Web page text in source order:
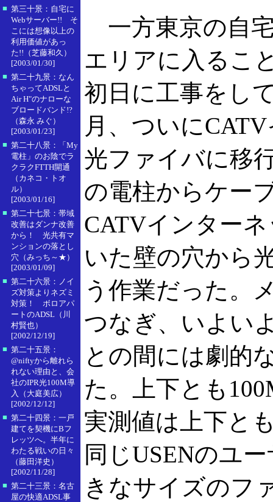
■ 第三十景：自宅に
Webサーバー!! そ
こには想像以上の
利用価値があっ
た!!（芝藤和久）
[2003/01/30]
■ 第二十九景：なん
ちゃってADSLと
Air H"のナローな
ブロードバンド!?
（森永 みぐ）
[2003/01/23]
■ 第二十八景：「My
電柱」のお陰でラ
クラクFTTH開通
（カネコ・トオ
ル）
[2003/01/16]
■ 第二十七景：帯域
改善はダンナ改善
から！ 光共有マ
ンションの落とし
穴（みっち～★）
[2003/01/09]
■ 第二十六景：ノイ
ズ対策よりネズミ
対策！ ボロアパ
ートのADSL（川
村賢也）
[2002/12/19]
■ 第二十五景：
@niftyから離れら
れない理由と、会
社のIPR光100M導
入（大庭美広）
[2002/12/12]
■ 第二十四景：一戸
建てを契機にBフ
レッツへ。半年に
わたる戦いの日々
（藤田洋史）
[2002/11/28]
■ 第二十三景：名古
屋の快適ADSL事
一方東京の自
エリアに入るこ
初日に工事をし
月、ついに
光ファイバに移
の電柱からケー
CATVインター
いた壁の穴から
う作業だった。
つなぎ、いよい
との間には劇的
た。上下とも
実測値は上下と
同じUSENのユ
きなサイズのフ